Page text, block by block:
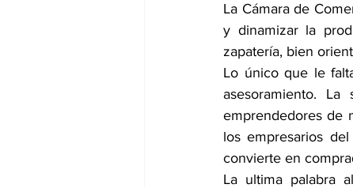
La Cámara de
y dinamizar la
zapatería, bien
Lo único que le
asesoramiento.
emprendedores de
los empresarios
convierte en
La ultima palabra